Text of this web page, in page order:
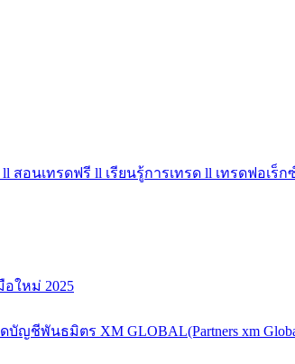
ll สอนเทรดฟรี ll เรียนรู้การเทรด ll เทรดฟอเร็
อใหม่ 2025
ญชีพันธมิตร XM GLOBAL(Partners xm